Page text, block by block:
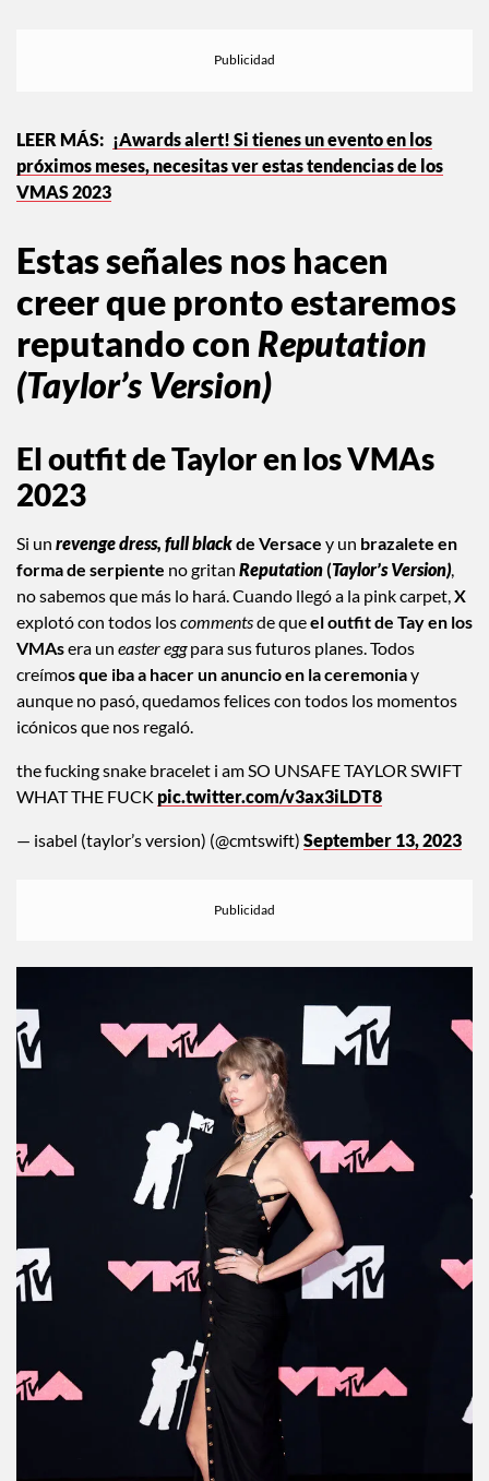
¡Awards alert! Si tienes un evento en los
próximos meses, necesitas ver estas tendencias de los
Estas señales nos hacen
creer que pronto estaremos
reputando con Reputation
(Taylor’s Version)
El outfit de Taylor en los VMAs
2023
Si unrevenge dress, full black de Versacey unbrazalete en
forma de serpienteno gritanReputation( Taylor’s Version)
no sabemos que más lo hará. Cuando llegó a la pink carpet,X
explotó con todos loscommentsde queel outfit de Tay en los
VMAsera uneaster eggpara sus futuros planes. Todos
creímos que iba a hacer un anuncio en la ceremoniay
aunque no pasó, quedamos felices con todos los momentos
the fucking snake bracelet i am SO UNSAFE TAYLOR SWIFT